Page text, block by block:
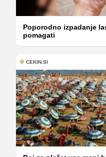
Poporodno izpadanje
pomagati
CEKIN.SI